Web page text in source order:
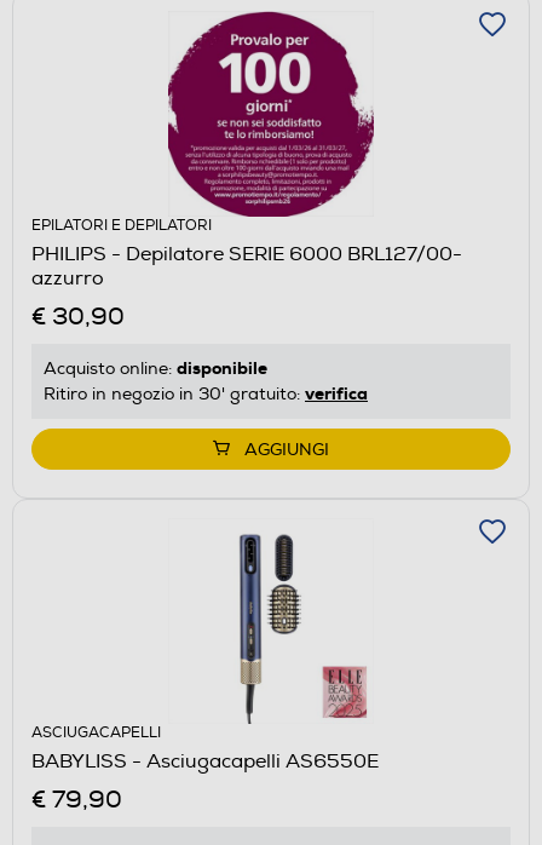
EPILATORI E DEPILATORI
PHILIPS - Depilatore SERIE 6000 BRL127/00-
azzurro
€ 30,90
Acquisto online: disponibile
Ritiro in negozio in 30' gratuito: verifica
AGGIUNGI
ASCIUGACAPELLI
BABYLISS - Asciugacapelli AS6550E
€ 79,90